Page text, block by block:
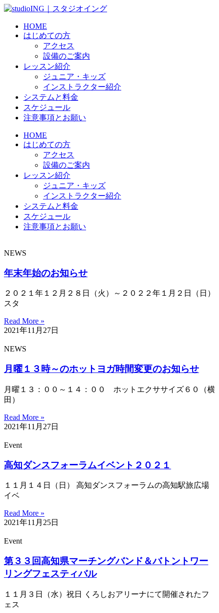
HOME
はじめての方
アクセス
設備のご案内
レッスン紹介
ジュニア・キッズ
インストラクター紹介
システムと料金
スケジュール
注意事項とお願い
HOME
はじめての方
アクセス
設備のご案内
レッスン紹介
ジュニア・キッズ
インストラクター紹介
システムと料金
スケジュール
注意事項とお願い
NEWS
年末年始のお知らせ
２０２１年１２月２８日（火）～２０２２年１月２日（日）
スタ
Read More »
2021年11月27日
NEWS
月曜１３時～のホットヨガ時間変更のお知らせ
月曜１３：００～１４：００ ホットエクササイズ６０（横
田）
Read More »
2021年11月27日
Event
高知ダンスフォーラムイベント２０２１
１１月１４日（日） 高知ダンスフォーラムの高知駅旅広場
イベ
Read More »
2021年11月25日
Event
第３３回高知県マーチングバンド＆バトントワー
リングフェスティバル
１１月３日（水）祝日 くろしおアリーナにて開催されたフ
ェス